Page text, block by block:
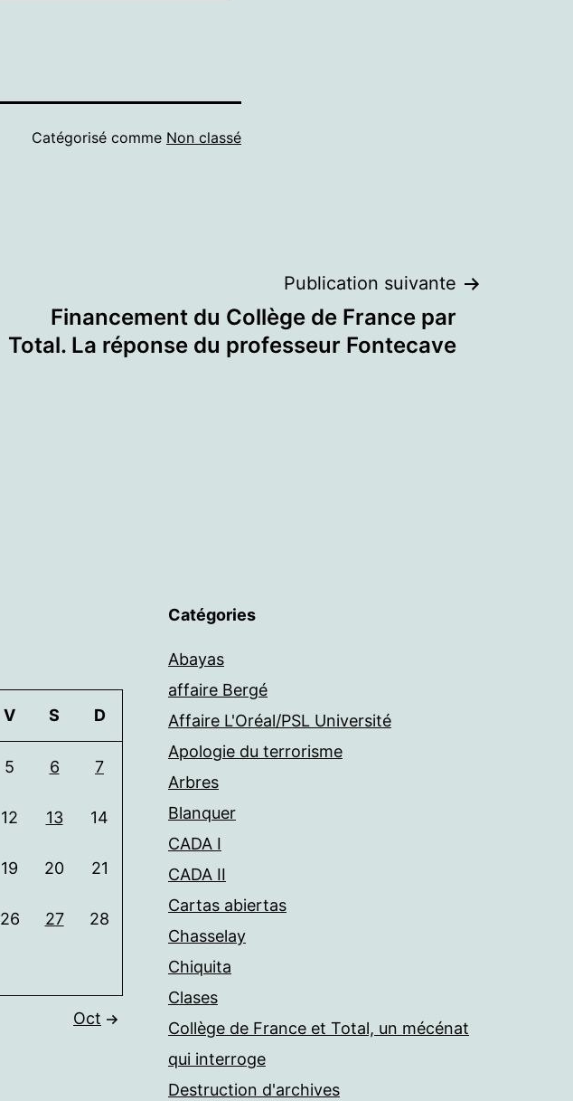
Catégorisé comme Non classé
Publication suivante
Financement du Collège de France par
Total. La réponse du professeur Fontecave
V S D
5 6 7
12 13 14
19 20 21
26 27 28
Oct
Catégories
Abayas
affaire Bergé
Affaire L'Oréal/PSL Université
Apologie du terrorisme
Arbres
Blanquer
CADA I
CADA II
Cartas abiertas
Chasselay
Chiquita
Clases
Collège de France et Total, un mécénat
qui interroge
Destruction d'archives